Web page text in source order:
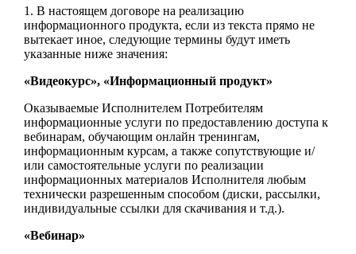
1. В настоящем договоре на реализацию
информационного продукта, если из текста прямо не
вытекает иное, следующие термины будут иметь
указанные ниже значения:
«Видеокурс», «Информационный продукт»
Оказываемые Исполнителем Потребителям
информационные услуги по предоставлению доступа к
вебинарам, обучающим онлайн тренингам,
информационным курсам, а также сопутствующие и/
или самостоятельные услуги по реализации
информационных материалов Исполнителя любым
технически разрешенным способом (диски, рассылки,
индивидуальные ссылки для скачивания и т.д.).
«Вебинар»